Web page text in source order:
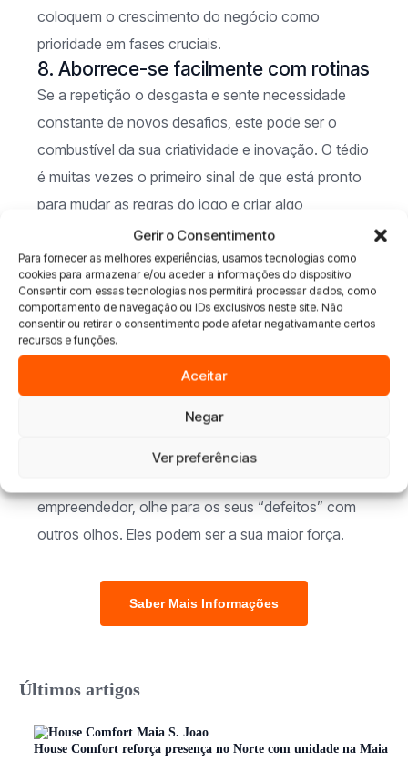
Gerir o Consentimento
Para fornecer as melhores experiências, usamos tecnologias como
cookies para armazenar e/ou aceder a informações do dispositivo.
Consentir com essas tecnologias nos permitirá processar dados, como
comportamento de navegação ou IDs exclusivos neste site. Não
consentir ou retirar o consentimento pode afetar negativamante certos
recursos e funções.
Aceitar
Negar
Ver preferências
coloquem o crescimento do negócio como
prioridade em fases cruciais.
8. Aborrece-se facilmente com rotinas
Se a repetição o desgasta e sente necessidade
constante de novos desafios, este pode ser o
combustível da sua criatividade e inovação. O tédio
é muitas vezes o primeiro sinal de que está pronto
para mudar as regras do jogo e criar algo
A sociedade tende a valorizar o perfil “certinho”,
mas a realidade do empreendedorismo é bem
diferente. Se sempre se sentiu um pouco “fora da
caixa”, isso pode não ser um problema — pode ser
exatamente o que precisa para construir algo
Por isso, da próxima vez que questionar se tem o
empreendedor, olhe para os seus “defeitos” com
outros olhos. Eles podem ser a sua maior força.
Saber Mais Informações
Últimos artigos
House Comfort reforça presença no Norte com unidade na Maia